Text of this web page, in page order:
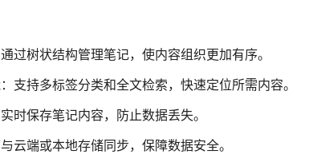
过树状结构管理笔记，使内容组织更加有序。
支持多标签分类和全文检索，快速定位所需内容。
时保存笔记内容，防止数据丢失。
云端或本地存储同步，保障数据安全。